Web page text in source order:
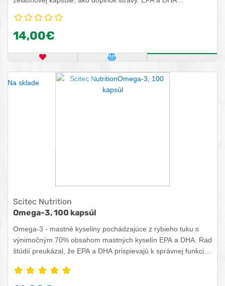
k udržiavaniu normálneho stavu videnia a činnosti mozgu.
14,00€
OBĽÚBENÝ PRODUKTPOROVNAŤ PRODUKTZISTITE
Na sklade
Scitec Nutrition
Omega-3, 100 kapsúl
Omega-3 - mastné kyseliny pochádzajúce z rybieho tuku s
výnimočným 70% obsahom mastných kyselín EPA a DHA. Rad
štúdií preukázal, že EPA a DHA prispievajú k správnej funkcii
prispieva k udržaniu dobrého zraku.